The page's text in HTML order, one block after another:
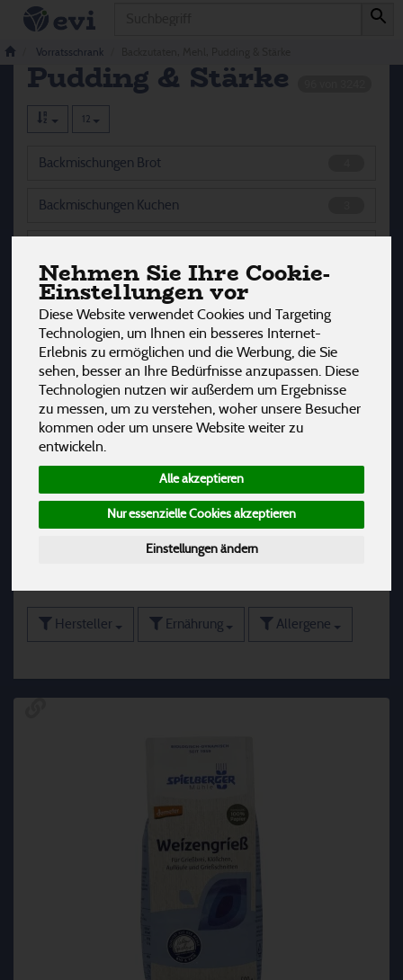
Nehmen Sie Ihre Cookie-
Einstellungen vor
Diese Website verwendet Cookies und Targeting
Technologien, um Ihnen ein besseres Internet-
Erlebnis zu ermöglichen und die Werbung, die Sie
sehen, besser an Ihre Bedürfnisse anzupassen. Diese
Technologien nutzen wir außerdem um Ergebnisse
zu messen, um zu verstehen, woher unsere Besucher
kommen oder um unsere Website weiter zu
entwickeln.
Alle akzeptieren
Nur essenzielle Cookies akzeptieren
Einstellungen ändern
Vorratsschrank
Backzutaten, Mehl,
Pudding & Stärke
12
Backmischungen Brot
Backmischungen Kuchen
Germ & Backtriebmittel
Grieß
1
Kleie
5
Mehl
15
Spezialmehl
Stärke & Bindemittel
Hersteller Ernährung Allergene